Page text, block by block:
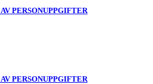
PERSONUPPGIFTER
PERSONUPPGIFTER